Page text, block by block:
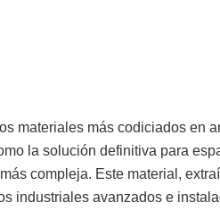
materiales más codiciados en
la solución definitiva para
compleja. Este material,
industriales avanzados e